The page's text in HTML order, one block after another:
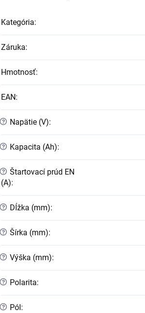
Kategória:
Záruka:
Hmotnosť:
EAN:
? Napätie (V):
? Kapacita (Ah):
? Štartovací prúd EN
(A):
? Dĺžka (mm):
? Šírka (mm):
? Výška (mm):
? Polarita:
? Pól: